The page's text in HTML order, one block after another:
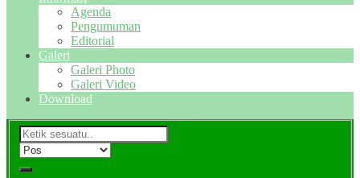
Agenda
Pengumuman
Editorial
Galeri
Galeri Photo
Galeri Video
Download